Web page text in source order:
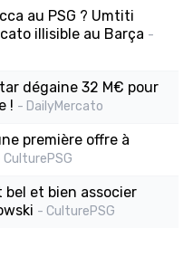
au PSG ? Umtiti
illisible au Barça -
dégaine 32 M€ pour
! - DailyMercato
première offre à
CulturePSG
bel et bien associer
- CulturePSG